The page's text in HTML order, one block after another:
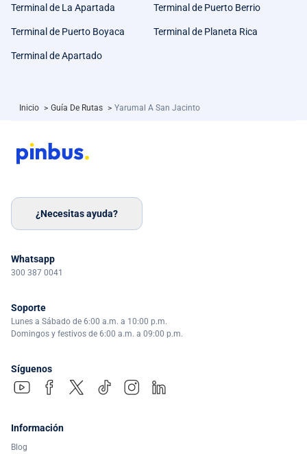
Terminal de La Apartada Terminal de Puerto Berrio
Terminal de Puerto Boyaca Terminal de Planeta Rica
Terminal de Apartado
Inicio > Guía De Rutas > Yarumal A San Jacinto
¿Necesitas ayuda?
Whatsapp
300 387 0041
Soporte
Lunes a Sábado de 6:00 a.m. a 10:00 p.m.
Domingos y festivos de 6:00 a.m. a 09:00 p.m.
Síguenos
Información
Blog